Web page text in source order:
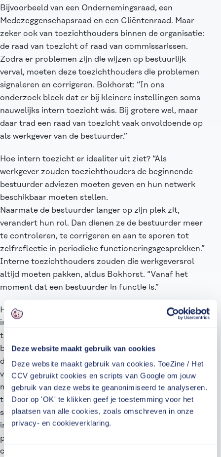
Deze website maakt gebruik van cookies
Deze website maakt gebruik van cookies. ToeZine / Het
CCV gebruikt cookies en scripts van Google om jouw
gebruik van deze website geanonimiseerd te analyseren.
Door op 'OK' te klikken geef je toestemming voor het
plaatsen van alle cookies, zoals omschreven in onze
privacy- en cookieverklaring.
Bijvoorbeeld van een Ondernemingsraad, een
Medezeggenschapsraad en een Cliëntenraad. Maar
zeker ook van toezichthouders binnen de organisatie:
de raad van toezicht of raad van commissarissen.
Zodra er problemen zijn die wijzen op bestuurlijk
verval, moeten deze toezichthouders die problemen
signaleren en corrigeren. Bokhorst: “In ons
onderzoek bleek dat er bij kleinere instellingen soms
nauwelijks intern toezicht wás. Bij grotere wel, maar
daar trad een raad van toezicht vaak onvoldoende op
als werkgever van de bestuurder.”
Hoe intern toezicht er idealiter uit ziet? “Als
werkgever zouden toezichthouders de beginnende
bestuurder adviezen moeten geven en hun netwerk
beschikbaar moeten stellen.
Naarmate de bestuurder langer op zijn plek zit,
verandert hun rol. Dan dienen ze de bestuurder meer
te controleren, te corrigeren en aan te sporen tot
zelfreflectie in periodieke functioneringsgesprekken.”
Interne toezichthouders zouden die werkgeversrol
altijd moeten pakken, aldus Bokhorst. “Vanaf het
moment dat een bestuurder in functie is.”
Het contact met bestuurders mag daarbij best
informeel zijn, vindt de onderzoekster. “Maar
toezichthouders moeten wel kritisch blijven, zodat
bestuurders hen snel en volledig informeren. Net als
die bestuurders moeten ze zich bovendien inzetten
voor een organisatiecultuur waarin iedereen zijn
mening en ervaring wil, kan en durft te delen.” Interne
toezichthouders dienen daarbij niet alleen open te
staan voor inbreng van medewerkers, maar deze
input ook zelf te verzamelen. Bijvoorbeeld door te
praten met ondernemings-, medezeggenschaps- en
cliëntenraden, zonder aanwezigheid van bestuurders.